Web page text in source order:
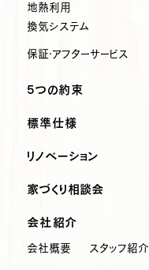
地熱利用
換気システム
保証・アフターサービス
5つの約束
標準仕様
リノベーション
家づくり相談会
会社紹介
会社概要 スタッフ紹介